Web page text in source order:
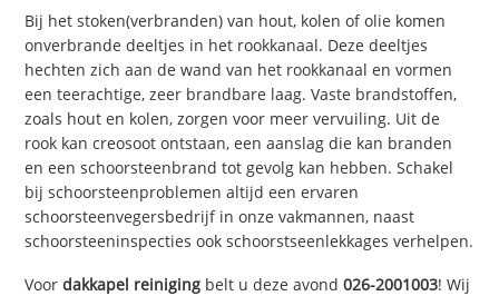
Bij het stoken(verbranden) van hout, kolen of olie komen
onverbrande deeltjes in het rookkanaal. Deze deeltjes
hechten zich aan de wand van het rookkanaal en vormen
een teerachtige, zeer brandbare laag. Vaste brandstoffen,
zoals hout en kolen, zorgen voor meer vervuiling. Uit de
rook kan creosoot ontstaan, een aanslag die kan branden
en een schoorsteenbrand tot gevolg kan hebben. Schakel
bij schoorsteenproblemen altijd een ervaren
schoorsteenvegersbedrijf in onze vakmannen, naast
schoorsteeninspecties ook schoorstseenlekkages verhelpen.
Voordakkapel reiniging belt u deze avond026-2001003! Wij